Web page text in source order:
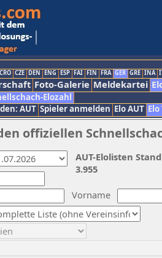
CRO CZE DEN ENG ESP FAI FIN FRA GER GRE INA
Foto-Galerie Meldekartei
Elozahl
AUT Spieler anmelden Elo AUT
offiziellen
Vorname
AUT-Elolisten
3.955